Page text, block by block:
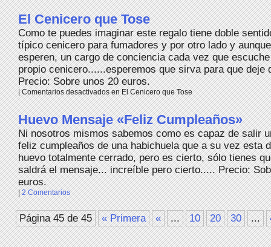
El Cenicero que Tose
Como te puedes imaginar este regalo tiene doble
típico cenicero para fumadores y por otro lado y
esperen, un cargo de conciencia cada vez que
propio cenicero......esperemos que sirva para que deje
Precio: Sobre unos 20 euros.
|Comentarios desactivadosen El Cenicero que Tose
Huevo Mensaje «Feliz Cumpleaños»
Ni nosotros mismos sabemos como es capaz de salir
feliz cumpleaños de una habichuela que a su vez esta
huevo totalmente cerrado, pero es cierto, sólo tienes
saldrá el mensaje... increíble pero cierto..... Precio:
euros.
|2 Comentarios
Página 45 de 45 « Primera « ... 10 20 30 ...